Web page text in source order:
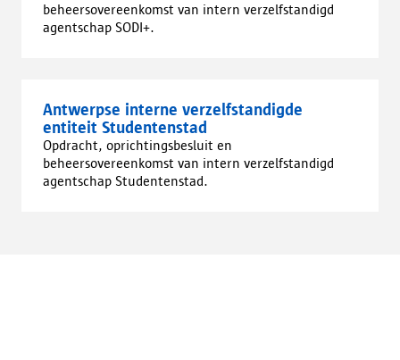
beheersovereenkomst van intern verzelfstandigd
agentschap SODI+.
Antwerpse interne verzelfstandigde
entiteit Studentenstad
Opdracht, oprichtingsbesluit en
beheersovereenkomst van intern verzelfstandigd
agentschap Studentenstad.